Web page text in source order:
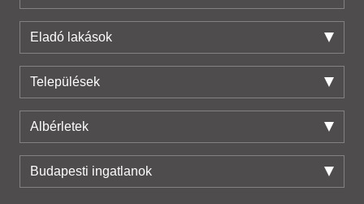
Eladó lakások
Települések
Albérletek
Budapesti ingatlanok